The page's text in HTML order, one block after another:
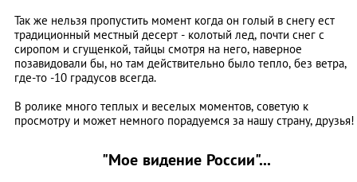
Так же нельзя пропустить момент когда он голый в снегу ест
традиционный местный десерт - колотый лед, почти снег с
сиропом и сгущенкой, тайцы смотря на него, наверное
позавидовали бы, но там действительно было тепло, без ветра,
где-то -10 градусов всегда.
В ролике много теплых и веселых моментов, советую к
просмотру и может немного порадуемся за нашу страну, друзья!
"Мое видение России"...